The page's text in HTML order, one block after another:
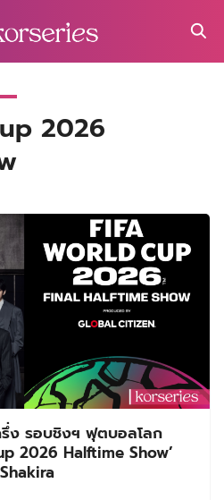
2026
ง รอบชิงฯ ฟุตบอลโลก
2026 Halftime Show’